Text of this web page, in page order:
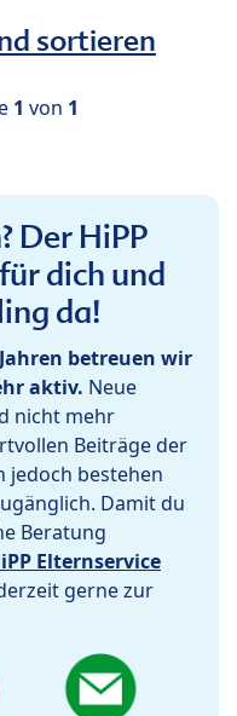
sortieren
1 von 1
Der HiPP
dich und
da!
betreuen wir
aktiv. Neue
nicht mehr
Beiträge der
jedoch bestehen
Damit du
Beratung
Elternservice
gerne zur